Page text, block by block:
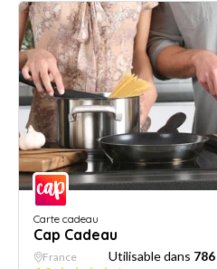
Carte cadeau
Cap Cadeau
France Utilisable dans 786